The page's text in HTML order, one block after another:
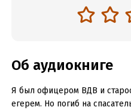
Об аудиокниге
Я был офицером ВДВ и
егерем. Но погиб на